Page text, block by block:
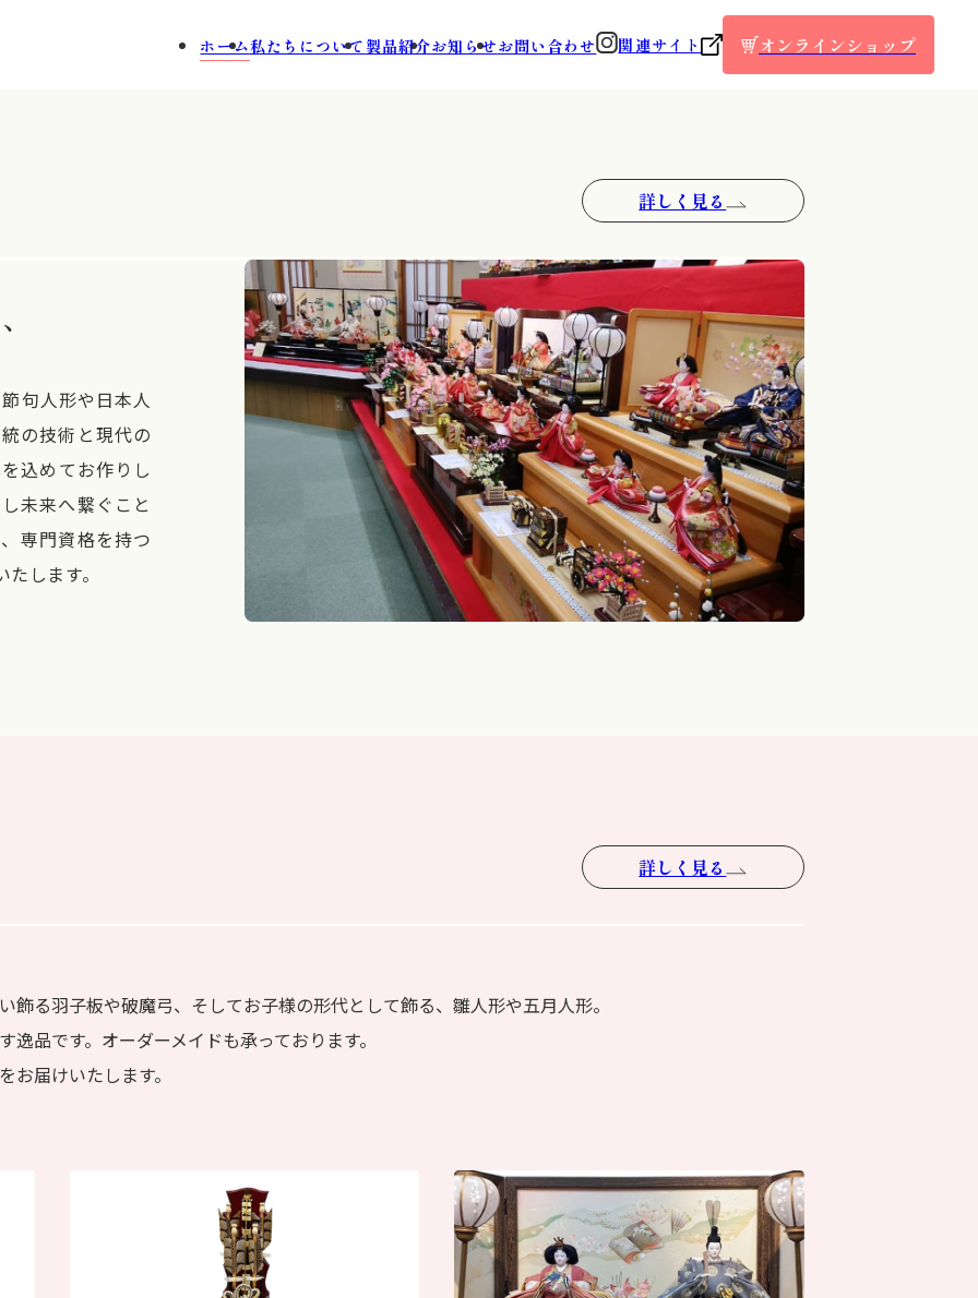
ホーム私たちについて 製品紹介お知らせお問い合わせ 関連サイト オンラインショップ
百年続く人形工房。
詳しく見る
句人形や日本人
の技術と現代の
込めてお作りし
未来へ繋ぐこと
専門資格を持つ
します。
詳しく見る
る羽子板や破魔弓、そしてお子様の形代として飾る、雛人形や五月人形。
品です。オーダーメイドも承っております。
届けいたします。